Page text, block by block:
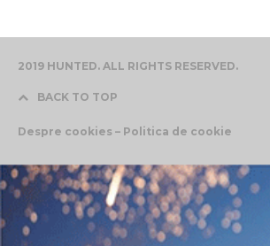
2019 HUNTED. ALL RIGHTS RESERVED.
BACK TO TOP
Despre cookies – Politica de cookie